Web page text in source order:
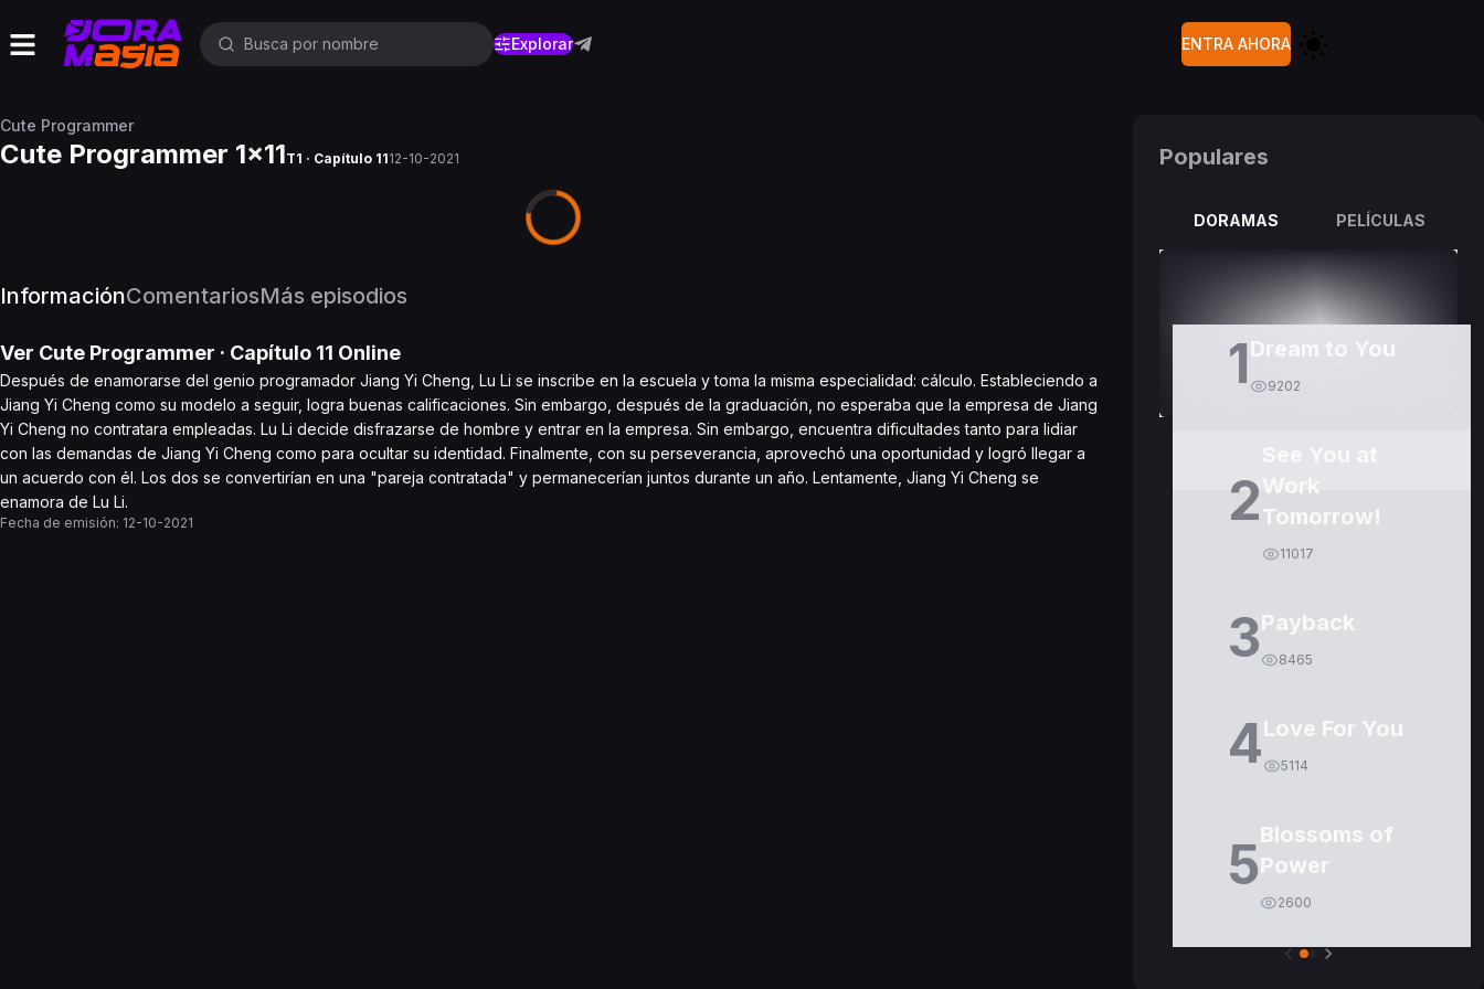
Explorar ENTRA AHORA
Cute Programmer
Cute Programmer 1x11T1 · Capítulo 1112-10-2021
InformaciónComentariosMás episodios
Ver Cute Programmer · Capítulo 11 Online
Después de enamorarse del genio programador Jiang Yi Cheng, Lu Li se inscribe en la escuela y toma la misma especialidad: cálculo. Estableciendo a
Jiang Yi Cheng como su modelo a seguir, logra buenas calificaciones. Sin embargo, después de la graduación, no esperaba que la empresa de Jiang
Yi Cheng no contratara empleadas. Lu Li decide disfrazarse de hombre y entrar en la empresa. Sin embargo, encuentra dificultades tanto para lidiar
con las demandas de Jiang Yi Cheng como para ocultar su identidad. Finalmente, con su perseverancia, aprovechó una oportunidad y logró llegar a
un acuerdo con él. Los dos se convertirían en una "pareja contratada" y permanecerían juntos durante un año. Lentamente, Jiang Yi Cheng se
enamora de Lu Li.
Fecha de emisión: 12-10-2021
Populares
DORAMAS PELÍCULAS
1Dream to You
9202
2Work
Tomorrow!
11017
3Payback
8465
4Love For You
5114
5Blossoms of
Power
2600